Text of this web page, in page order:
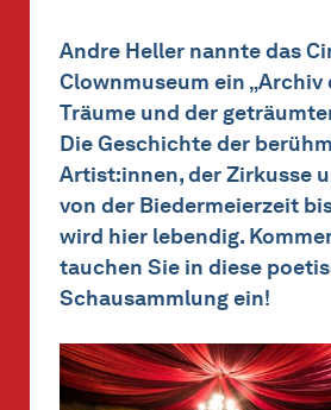
Andre Heller nannte das
Clownmuseum ein
Träume und der
Die Geschichte der
Artist:innen, der Zirkusse
von der Biedermeierzeit
wird hier lebendig.
tauchen Sie in diese
Schausammlung ein!